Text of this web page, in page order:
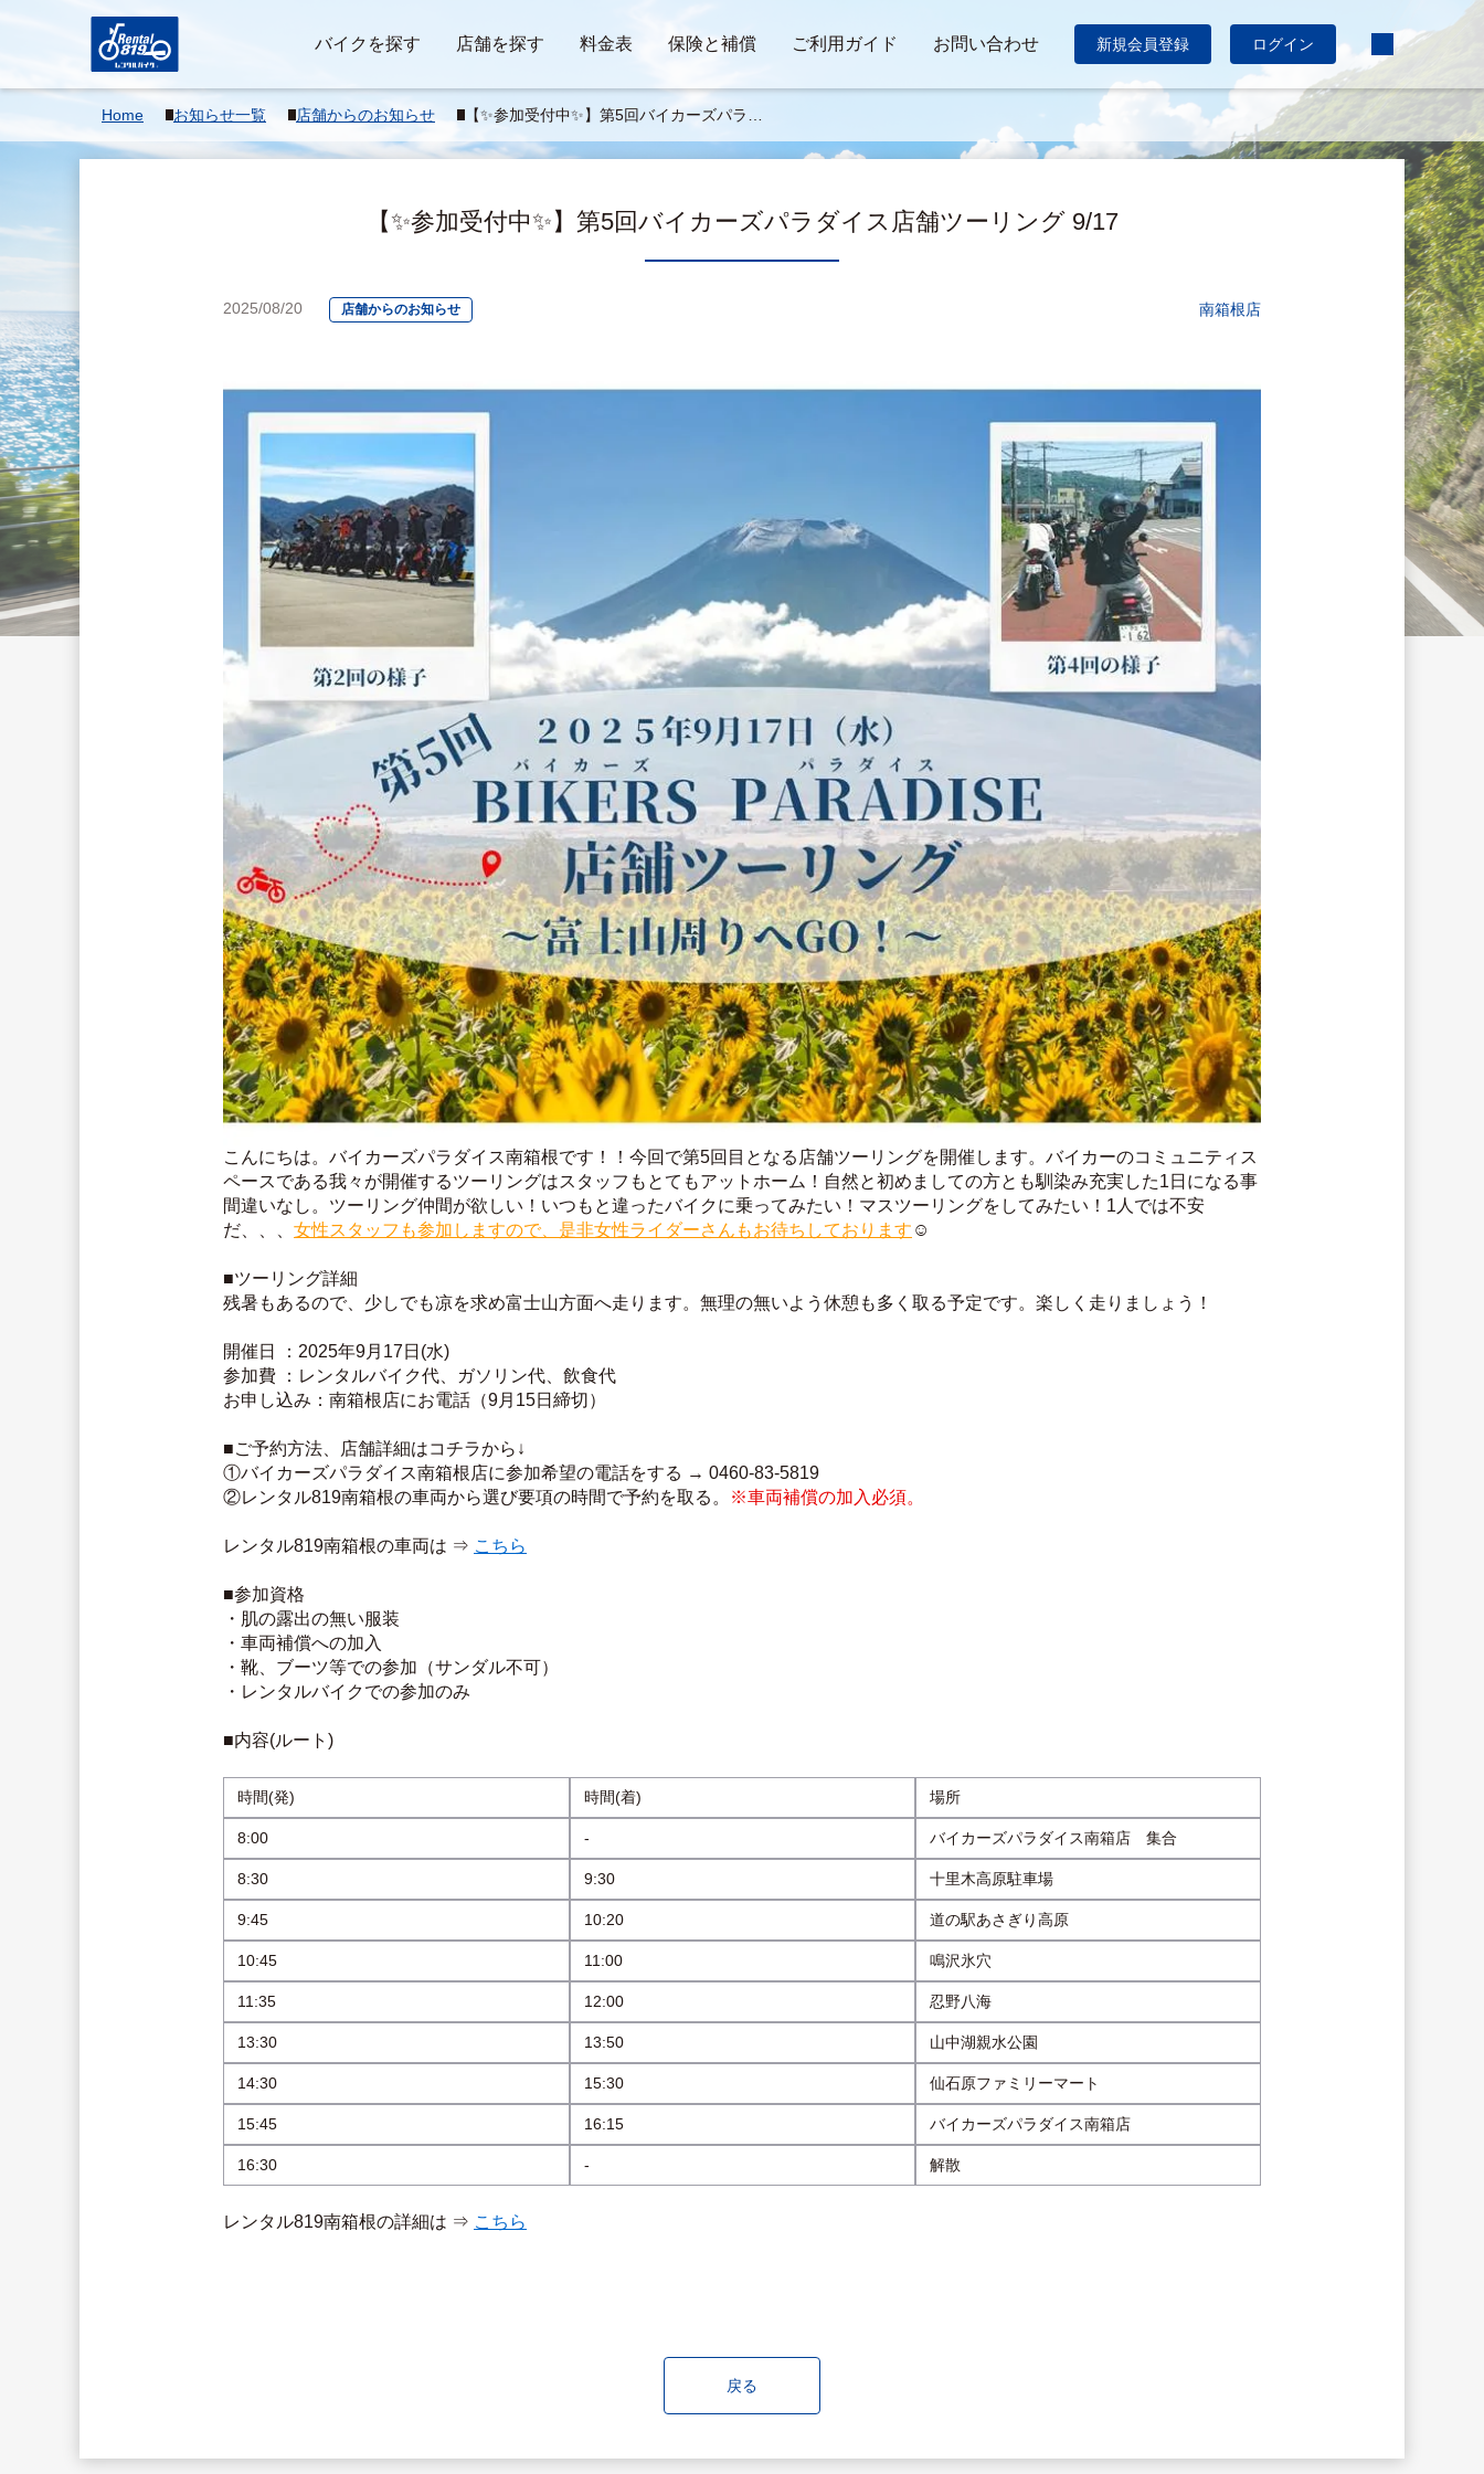
バイクを探す 店舗を探す 料金表 保険と補償 ご利用ガイド お問い合わせ 新規会員登録 ログイン
Home お知らせ一覧 店舗からのお知らせ
【✨参加受付中✨】第5回バイカーズパラダ
イス店舗ツーリング 9/17
【✨参加受付中✨】第5回バイカーズパラダイス店舗ツーリング 9/17
2025/08/20 店舗からのお知らせ 南箱根店
こんにちは。バイカーズパラダイス南箱根です！！今回で第5回目となる店舗ツーリングを開催します。バイカーのコミュニティス
ペースである我々が開催するツーリングはスタッフもとてもアットホーム！自然と初めましての方とも馴染み充実した1日になる事
間違いなし。ツーリング仲間が欲しい！いつもと違ったバイクに乗ってみたい！マスツーリングをしてみたい！1人では不安
だ、、、 女性スタッフも参加しますので、是非女性ライダーさんもお待ちしております ☺️
■ツーリング詳細
残暑もあるので、少しでも凉を求め富士山方面へ走ります。無理の無いよう休憩も多く取る予定です。楽しく走りましょう！
開催日 ：2025年9月17日(水)
参加費 ：レンタルバイク代、ガソリン代、飲食代
お申し込み：南箱根店にお電話（9月15日締切）
■ご予約方法、店舗詳細はコチラから↓
①バイカーズパラダイス南箱根店に参加希望の電話をする → 0460-83-5819
②レンタル819南箱根の車両から選び要項の時間で予約を取る。
※車両補償の加入必須。
レンタル819南箱根の車両は ⇒ こちら
■参加資格
・肌の露出の無い服装
・車両補償への加入
・靴、ブーツ等での参加（サンダル不可）
・レンタルバイクでの参加のみ
■内容(ルート)
時間(発) 時間(着) 場所
8:00 - バイカーズパラダイス南箱店　集合
8:30 9:30 十里木高原駐車場
9:45 10:20 道の駅あさぎり高原
10:45 11:00 鳴沢氷穴
11:35 12:00 忍野八海
13:30 13:50 山中湖親水公園
14:30 15:30 仙石原ファミリーマート
15:45 16:15 バイカーズパラダイス南箱店
16:30 - 解散
レンタル819南箱根の詳細は ⇒ こちら
戻る